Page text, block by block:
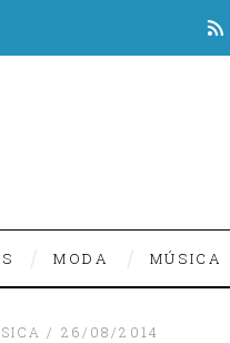
MODA MÚSICA
26/08/2014